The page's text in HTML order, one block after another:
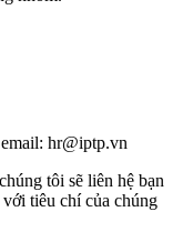
hr
iptp.vn
tôi sẽ liên hệ bạn
tiêu chí của chúng